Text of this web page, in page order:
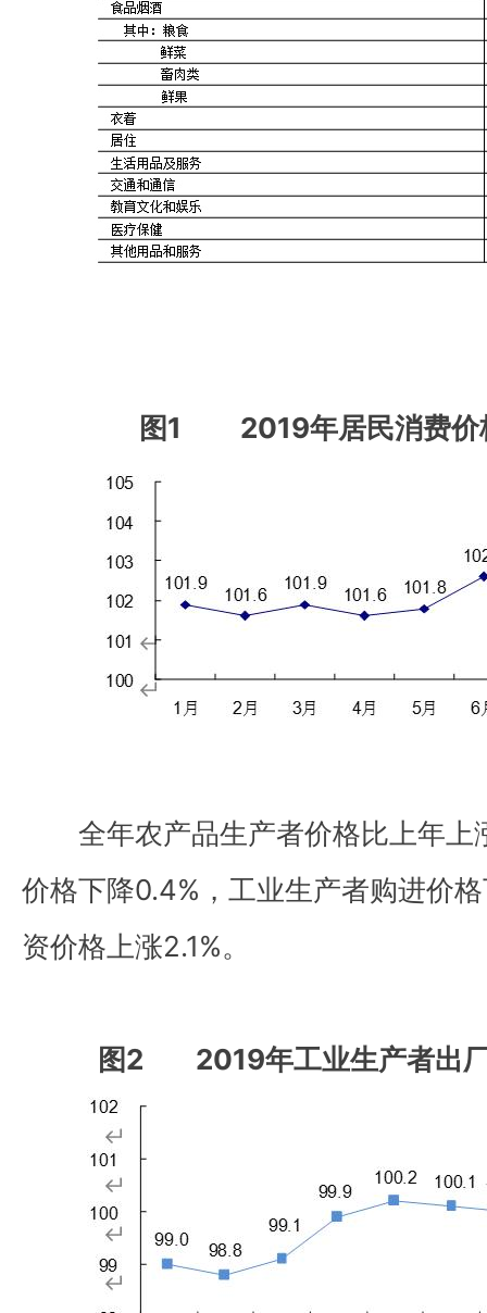
图1 2019年居民消费
全年农产品生产者价格比上年上
价格下降0.4%，工业生产者购进价
资价格上涨2.1%。
图2 2019年工业生产者出厂